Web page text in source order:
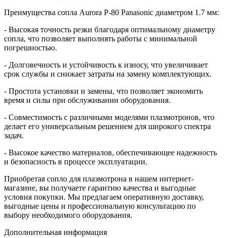
Преимущества сопла Aurora P-80 Panasonic диаметром 1.7 мм:
- Высокая точность резки благодаря оптимальному диаметру
сопла, что позволяет выполнять работы с минимальной
погрешностью.
- Долговечность и устойчивость к износу, что увеличивает
срок службы и снижает затраты на замену комплектующих.
- Простота установки и замены, что позволяет экономить
время и силы при обслуживании оборудования.
- Совместимость с различными моделями плазмотронов, что
делает его универсальным решением для широкого спектра
задач.
- Высокое качество материалов, обеспечивающее надежность
и безопасность в процессе эксплуатации.
Приобретая сопло для плазмотрона в нашем интернет-
магазине, вы получаете гарантию качества и выгодные
условия покупки. Мы предлагаем оперативную доставку,
выгодные цены и профессиональную консультацию по
выбору необходимого оборудования.
Дополнительная информация